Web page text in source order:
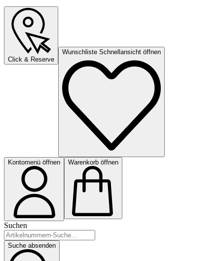
Click & Reserve
Wunschliste Schnellansicht öffnen
Kontomenü öffnen Warenkorb öffnen
Suchen
Suche absenden